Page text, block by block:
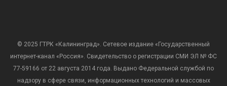
© 2025 ГТРК «Калининград». Сетевое издание «Государственный
интернет-канал «Россия». Свидетельство о регистрации СМИ ЭЛ № ФС
77-59166 от 22 августа 2014 года. Выдано Федеральной службой по
надзору в сфере связи, информационных технологий и массовых